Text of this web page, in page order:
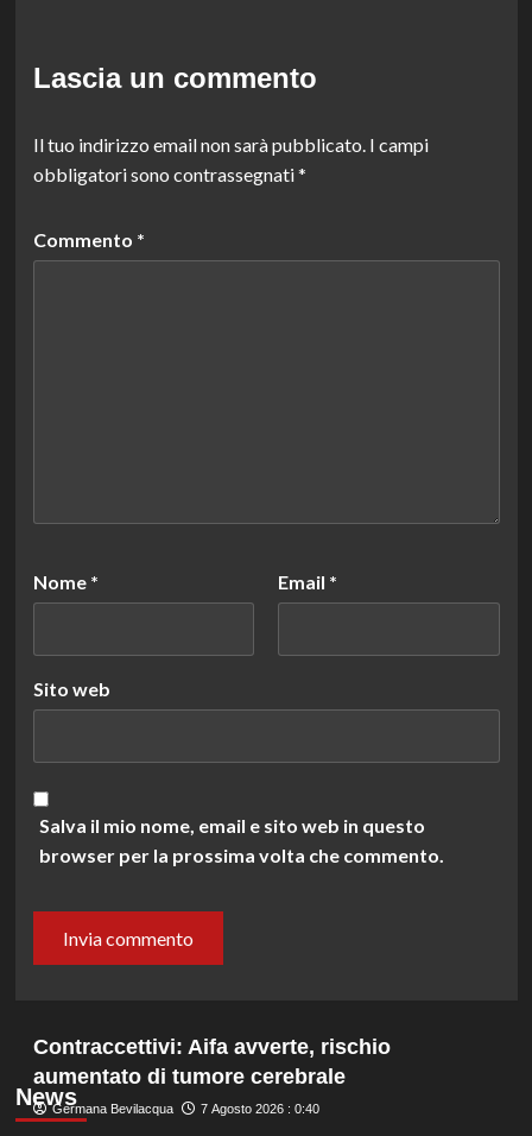
Lascia un commento
Il tuo indirizzo email non sarà pubblicato. I campi
obbligatori sono contrassegnati*
Commento *
Nome * Email *
Sito web
Salva il mio nome, email e sito web in questo
browser per la prossima volta che commento.
News
Contraccettivi: Aifa avverte, rischio
aumentato di tumore cerebrale
Germana Bevilacqua 7 Agosto 2026 : 0:40